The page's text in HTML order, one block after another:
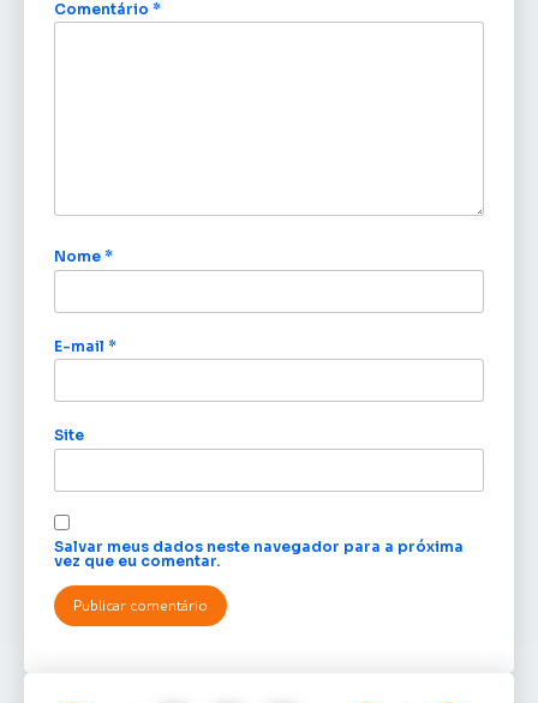
Comentário *
Nome *
E-mail *
Site
Salvar meus dados neste navegador para a próxima
vez que eu comentar.